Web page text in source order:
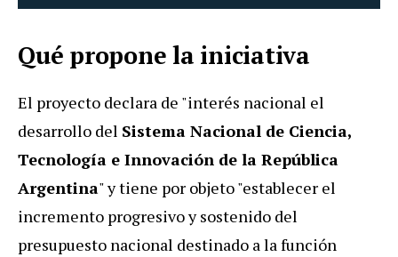
Qué propone la iniciativa
El proyecto declara de "interés nacional el
desarrollo del Sistema Nacional de Ciencia,
Tecnología e Innovación de la República
Argentina" y tiene por objeto "establecer el
incremento progresivo y sostenido del
presupuesto nacional destinado a la función